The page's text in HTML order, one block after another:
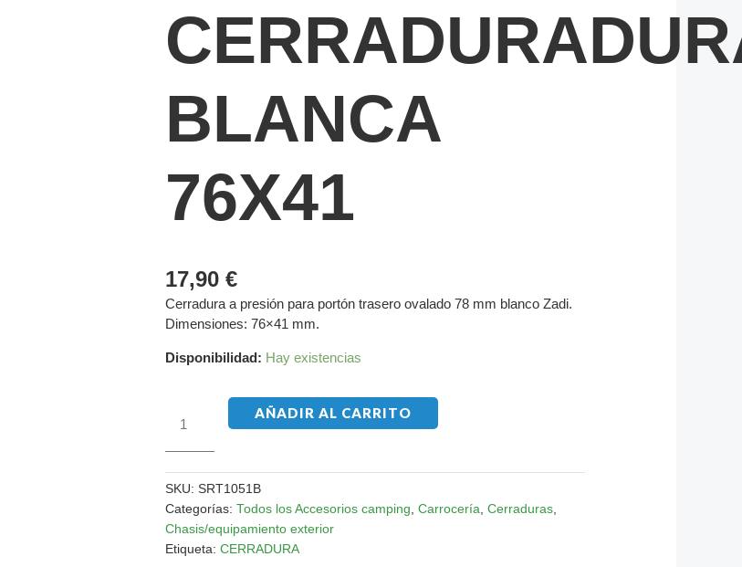
BLANCA
76X41
17,90 €
Cerradura a presión para portón trasero ovalado 78 mm blanco Zadi.
Dimensiones: 76×41 mm.
Disponibilidad: Hay existencias
AÑADIR AL CARRITO
SKU: SRT1051B
Categorías: Todos los Accesorios camping Carrocería Cerraduras
Chasis/equipamiento exterior
Etiqueta: CERRADURA